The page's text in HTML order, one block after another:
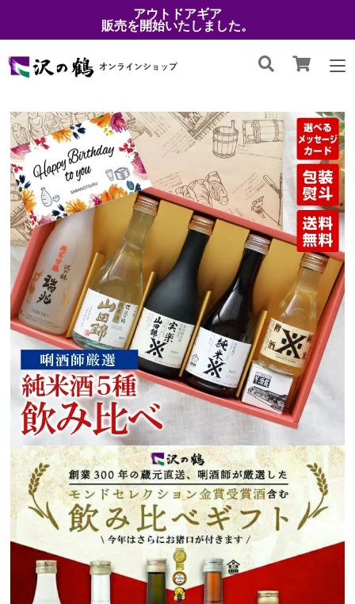
アウトドアギア
販売を開始いたしました。